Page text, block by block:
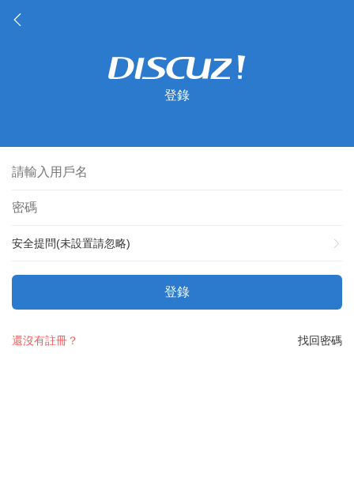
登錄
安全提問(未設置請忽略)
登錄
找回密碼
還沒有註冊？